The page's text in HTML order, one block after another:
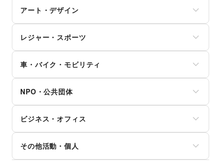
リフォーム
住宅（購入・賃貸）
たばこ
修理・メンテナンス
就職・転職・求人
その他子育て・教育
ヘアケア・シャンプー
美容家電
ヘアサロン・ネイルサロン
マッサージ・整体
女性用品・フェムテック
コンタクトレンズ
医療・医薬品
その他美容・健康
スマホアクセサリー
ガジェット
ゲーム
アニメ
コミック・マンガ
アイドル・芸能人
CD・DVD・本・雑誌
Webメディア・アプリ
テレビ・ドラマ
映画
音楽・ライブ
演劇
占い
アート・デザイン
写真・イラストレーション
立体作品・彫刻
その他アート・デザイン
レジャー・スポーツ
キャンプ・アウトドア
野球
サッカー
バスケットボール
ゴルフ
その他レジャー・スポーツ
車・バイク・モビリティ
バイク・オートバイ
自転車・ロードバイク
マイクロモビリティ
その他車・バイク・モビリティ
NPO・公共団体
外国団体・大使館
募金・寄付
NPO・ボランティア活動
その他NPO・公共団体
ビジネス・オフィス
オフィス家具・OA機器
イベント企画・運営
その他活動・個人